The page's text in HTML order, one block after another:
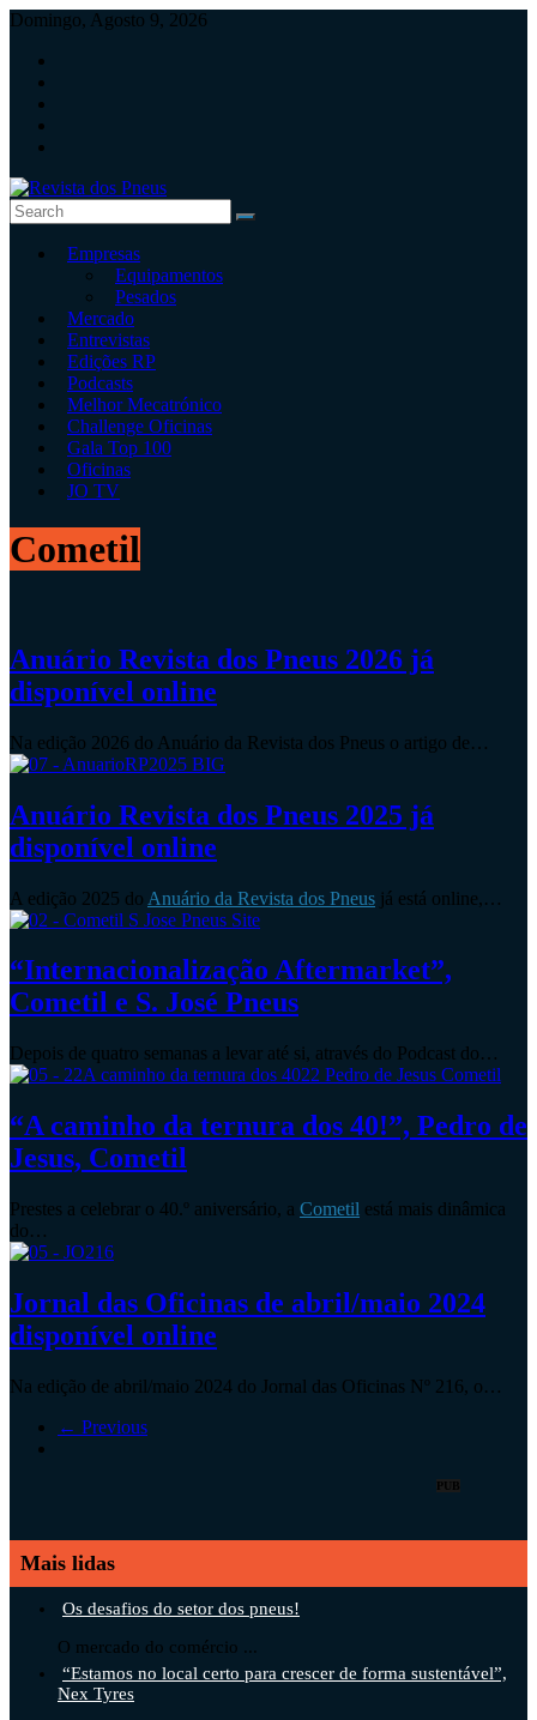
Skip
content
Domingo, Agosto 9, 2026
Revista
dos
independente
serviços
Empresas
Equipamentos
Pesados
Mercado
Entrevistas
Edições RP
Podcasts
Melhor Mecatrónico
Challenge Oficinas
Gala Top 100
Oficinas
JO TV
Cometil
Anuário Revista dos Pneus 2026 já
disponível online
Na edição 2026 do Anuário da Revista dos Pneus o artigo de…
Anuário Revista dos Pneus 2025 já
disponível online
A edição 2025 do Anuário da Revista dos Pneus já está online,…
“Internacionalização Aftermarket”,
Cometil e S. José Pneus
Depois de quatro semanas a levar até si, através do Podcast do…
“A caminho da ternura dos 40!”, Pedro de
Jesus, Cometil
Prestes a celebrar o 40.º aniversário, a Cometil está mais dinâmica
do…
Jornal das Oficinas de abril/maio 2024
disponível online
Na edição de abril/maio 2024 do Jornal das Oficinas Nº 216, o…
← Previous
PUB
Mais lidas
Os desafios do setor dos pneus!
O mercado do comércio ...
“Estamos no local certo para crescer de forma sustentável”,
Nex Tyres